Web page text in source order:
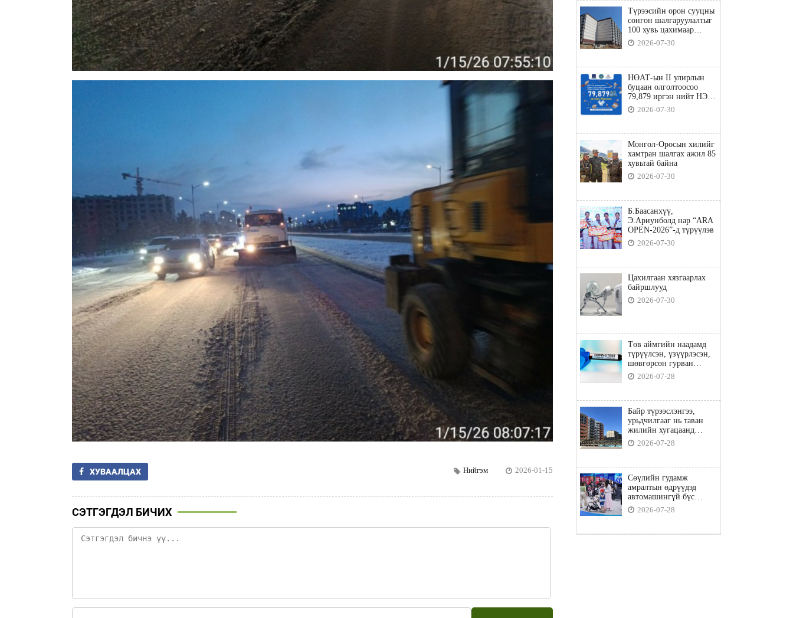
ХУВААЛЦАХ Нийгэм 2026-01-15
СЭТГЭГДЭЛ БИЧИХ
Түрээсийн орон сууцны
сонгон шалгаруулалтыг
100 хувь цахимаар
явуулна
2026-07-30
НӨАТ-ын II улирлын
буцаан олголтоосоо
79,879 иргэн нийт НЭГ
ТЭРБУМ төгрөгийн
татвараа төлөв
2026-07-30
Монгол-Оросын хилийг
хамтран шалгах ажил 85
хувьтай байна
2026-07-30
Б.Баасанхүү,
Э.Ариунболд нар “ARA
OPEN-2026”-д түрүүлэв
2026-07-30
Цахилгаан хязгаарлах
байршлууд
2026-07-30
Төв аймгийн наадамд
түрүүлсэн, үзүүрлэсэн,
шөвгөрсөн гурван
бөхөөс допинг илэрчээ
2026-07-28
Байр түрээслэнгээ,
урьдчилгааг нь таван
жилийн хугацаанд
төлбөл орон сууцны
зээлд хамрагдана
2026-07-28
Сөүлийн гудамж
амралтын өдрүүдэд
автомашингүй бүс
боллоо
2026-07-28